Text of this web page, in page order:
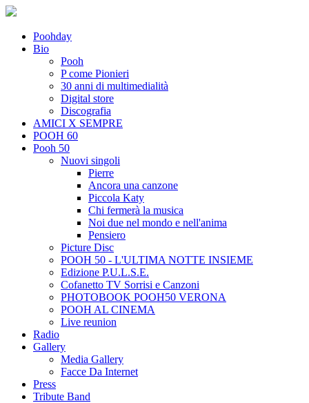
Poohday
Bio
Pooh
P come Pionieri
30 anni di multimedialità
Digital store
Discografia
AMICI X SEMPRE
POOH 60
Pooh 50
Nuovi singoli
Pierre
Ancora una canzone
Piccola Katy
Chi fermerà la musica
Noi due nel mondo e nell'anima
Pensiero
Picture Disc
POOH 50 - L'ULTIMA NOTTE INSIEME
Edizione P.U.L.S.E.
Cofanetto TV Sorrisi e Canzoni
PHOTOBOOK POOH50 VERONA
POOH AL CINEMA
Live reunion
Radio
Gallery
Media Gallery
Facce Da Internet
Press
Tribute Band